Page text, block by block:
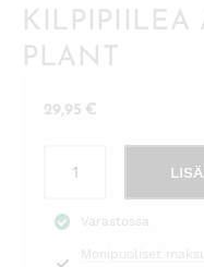
KILPIPIILEA
PLANT
29,95 €
amppelissa
Plant
määrä
Varastossa
Monipuoliset